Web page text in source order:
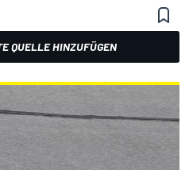
QUELLE HINZUFÜGEN